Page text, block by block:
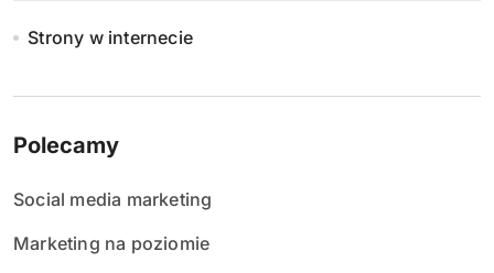
Strony w internecie
Polecamy
Social media marketing
Marketing na poziomie